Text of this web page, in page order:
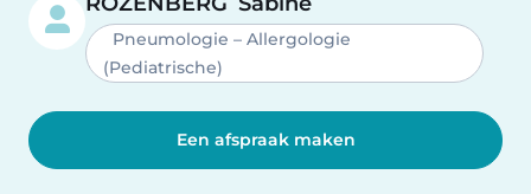
Pneumologie – Allergologie
(Pediatrische)
Een afspraak maken